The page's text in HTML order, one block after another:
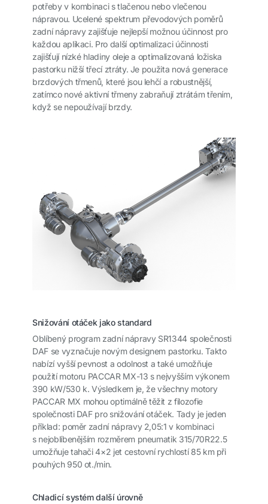
potřeby v kombinaci s tlačenou nebo vlečenou
nápravou. Ucelené spektrum převodových poměrů
zadní nápravy zajišťuje nejlepší možnou účinnost pro
každou aplikaci. Pro další optimalizaci účinnosti
zajišťují nízké hladiny oleje a optimalizovaná ložiska
pastorku nižší třecí ztráty. Je použita nová generace
brzdových třmenů, které jsou lehčí a robustnější,
zatímco nové aktivní třmeny zabraňují ztrátám třením,
když se nepoužívají brzdy.
Snižování otáček jako standard
Oblíbený program zadní nápravy SR1344 společnosti
DAF se vyznačuje novým designem pastorku. Takto
nabízí vyšší pevnost a odolnost a také umožňuje
použití motoru PACCAR MX-13 s nejvyšším výkonem
390 kW/530 k. Výsledkem je, že všechny motory
PACCAR MX mohou optimálně těžit z filozofie
společnosti DAF pro snižování otáček. Tady je jeden
příklad: poměr zadní nápravy 2,05:1 v kombinaci
s nejoblíbenějším rozměrem pneumatik 315/70R22.5
umožňuje tahači 4×2 jet cestovní rychlostí 85 km při
pouhých 950 ot./min.
Chladicí systém další úrovně